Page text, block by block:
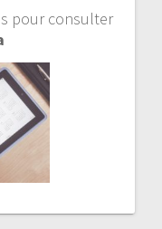
pour consulter